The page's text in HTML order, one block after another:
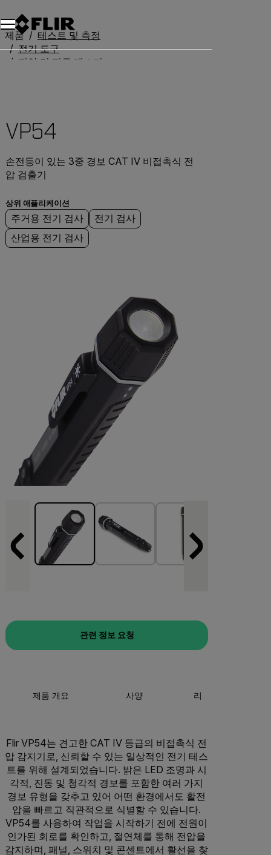
제품
테스트 및 측정
전기 도구
전압 및 전류 테스터
VP54
손전등이 있는 3중 경보 CAT IV 비접촉식 전
압 검출기
상위 애플리케이션
주거용 전기 검사
전기 검사
산업용 전기 검사
관련 정보 요청
제품 개요 사양 리소스 및 지원
Flir VP54는 견고한 CAT IV 등급의 비접촉식 전
압 감지기로, 신뢰할 수 있는 일상적인 전기 테스
트를 위해 설계되었습니다. 밝은 LED 조명과 시
각적, 진동 및 청각적 경보를 포함한 여러 가지
경보 유형을 갖추고 있어 어떤 환경에서도 활전
압을 빠르고 직관적으로 식별할 수 있습니다.
VP54를 사용하여 작업을 시작하기 전에 전원이
인가된 회로를 확인하고, 절연체를 통해 전압을
감지하며, 패널, 스위치 및 콘센트에서 활선을 찾